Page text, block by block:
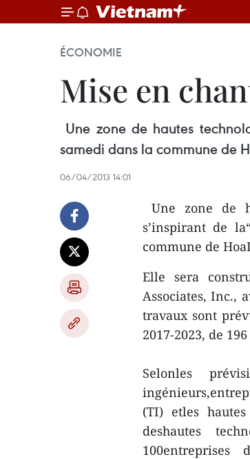
ÉCONOMIE
Mise en
Une zone de hautes
samedi dans la commune de
06/04/2013 14:01
Une zone de
s’inspirant de
commune de
Elle sera
Associates, Inc.,
travaux sont
2017-2023, de
Selonles
(TI) etles
deshautes